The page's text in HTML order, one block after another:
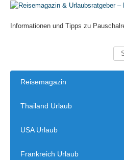
Informationen und Tipps zu
Reisemagazin
Thailand Urlaub
USA Urlaub
Frankreich Urlaub